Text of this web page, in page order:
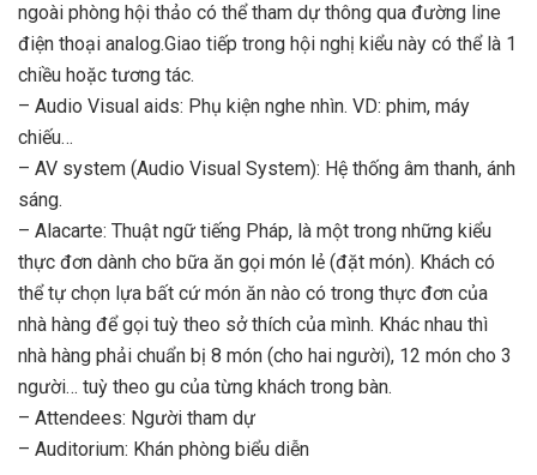
ngoài phòng hội thảo có thể tham dự thông qua đường line
điện thoại analog.Giao tiếp trong hội nghị kiểu này có thể là 1
chiều hoặc tương tác.
– Audio Visual aids: Phụ kiện nghe nhìn. VD: phim, máy
chiếu…
– AV system (Audio Visual System): Hệ thống âm thanh, ánh
sáng.
– Alacarte: Thuật ngữ tiếng Pháp, là một trong những kiểu
thực đơn dành cho bữa ăn gọi món lẻ (đặt món). Khách có
thể tự chọn lựa bất cứ món ăn nào có trong thực đơn của
nhà hàng để gọi tuỳ theo sở thích của mình. Khác nhau thì
nhà hàng phải chuẩn bị 8 món (cho hai người), 12 món cho 3
người… tuỳ theo gu của từng khách trong bàn.
– Attendees: Người tham dự
– Auditorium: Khán phòng biểu diễn